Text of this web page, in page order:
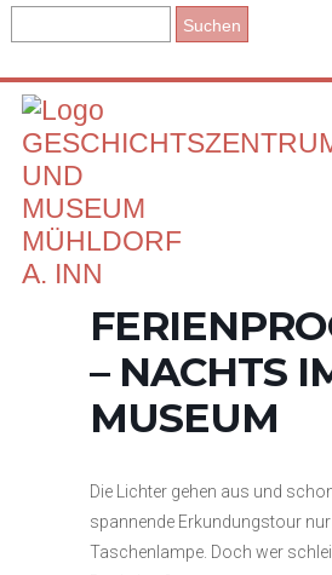
– NACHTS
MUSEUM
Die Lichter gehen aus und
spannende Erkundungstour
Taschenlampe. Doch wer